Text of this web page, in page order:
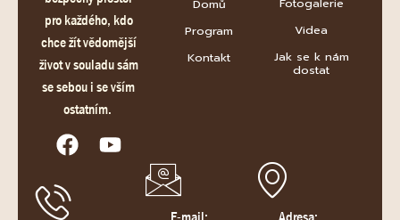
pro každého, kdo
chce žít vědomější
život v souladu sám
se sebou i se vším
ostatním.
Domů
Program
Kontakt
Fotogalerie
Videa
Jak se k nám
dostat